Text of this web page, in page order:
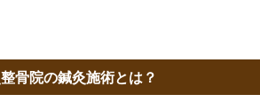
骨院の鍼灸施術とは？